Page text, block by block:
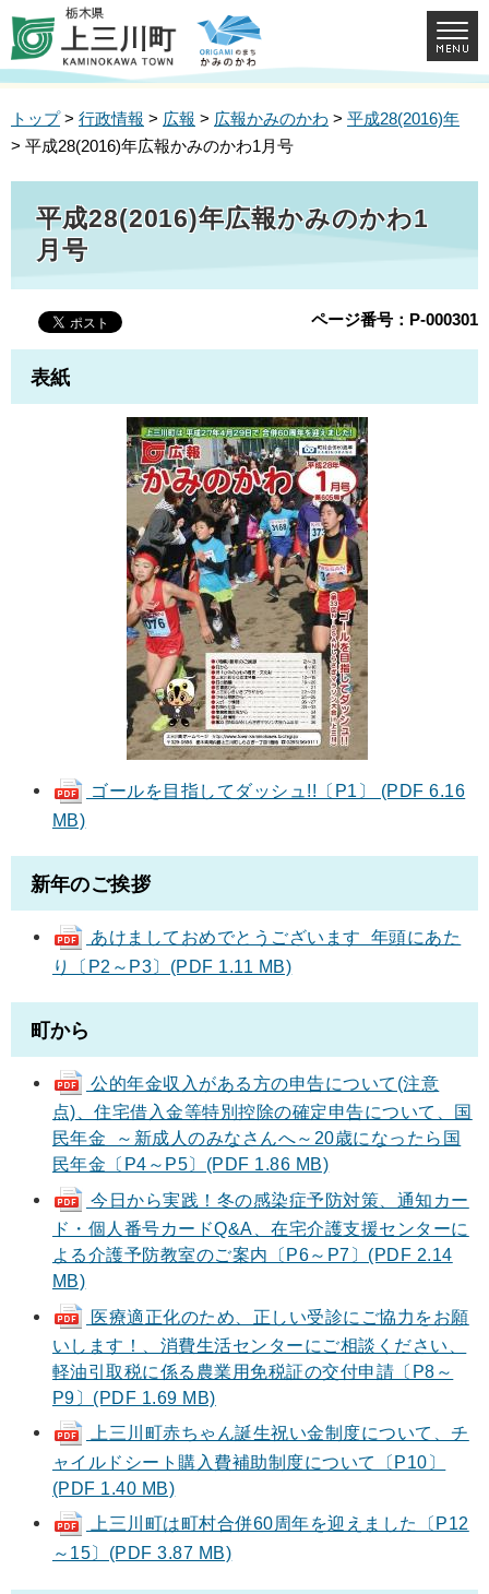
トップ> 行政情報 > 広報 > 広報かみのかわ > 平成28(2016)年
> 平成28(2016)年広報かみのかわ1月号
平成28(2016)年広報かみのかわ1
月号
ページ番号：P-000301
表紙
ゴールを目指してダッシュ!!〔P1〕 (PDF 6.16
MB)
新年のご挨拶
あけましておめでとうございます 年頭にあた
り〔P2～P3〕(PDF 1.11 MB)
町から
公的年金収入がある方の申告について(注意
点)、住宅借入金等特別控除の確定申告について、国
民年金 ～新成人のみなさんへ～20歳になったら国
民年金〔P4～P5〕(PDF 1.86 MB)
今日から実践！冬の感染症予防対策、通知カー
ド・個人番号カードQ&A、在宅介護支援センターに
よる介護予防教室のご案内〔P6～P7〕(PDF 2.14
MB)
医療適正化のため、正しい受診にご協力をお願
いします！、消費生活センターにご相談ください、
軽油引取税に係る農業用免税証の交付申請〔P8～
P9〕(PDF 1.69 MB)
上三川町赤ちゃん誕生祝い金制度について、チ
ャイルドシート購入費補助制度について〔P10〕
(PDF 1.40 MB)
上三川町は町村合併60周年を迎えました〔P12
～15〕(PDF 3.87 MB)